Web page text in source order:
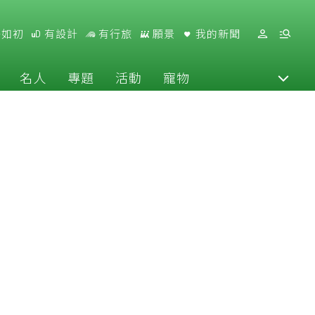
初 有設計 有行旅 願景 我的新聞
名人 專題 活動 寵物